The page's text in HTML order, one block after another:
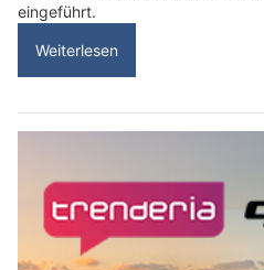
eingeführt.
Weiterlesen